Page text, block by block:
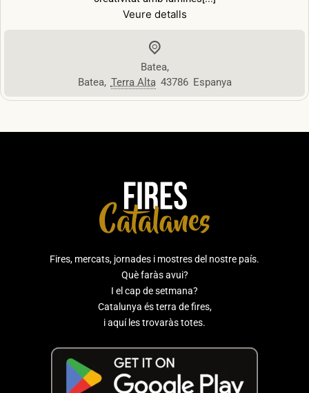
Veure detalls
Batea,
Batea, Terra Alta 43786 Espanya
Fires, mercats, jornades i mostres del nostre país.
Què faràs avui?
I el cap de setmana?
Catalunya és terra de fires,
i aquí les trovaràs totes.